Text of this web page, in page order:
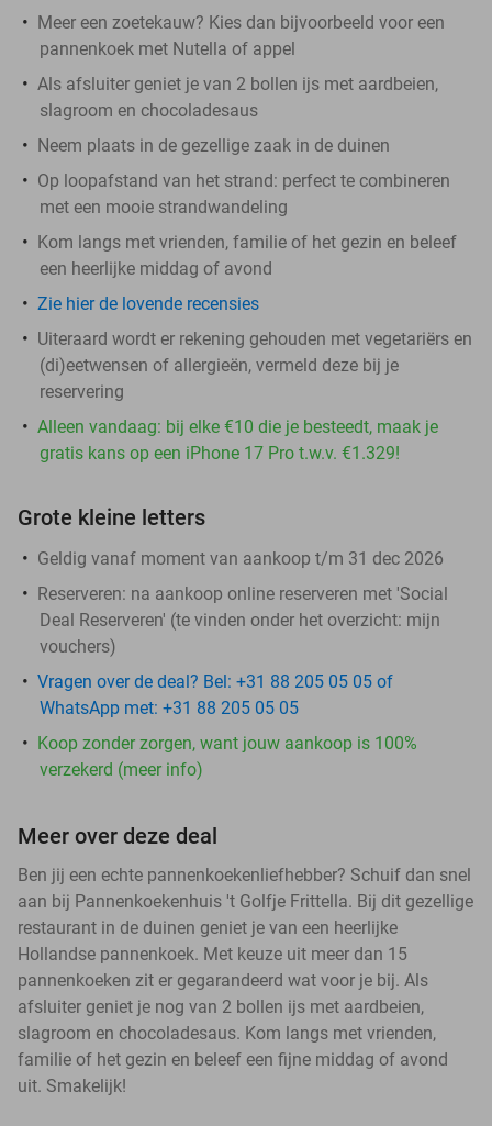
Meer een zoetekauw? Kies dan bijvoorbeeld voor een
pannenkoek met Nutella of appel
Als afsluiter geniet je van 2 bollen ijs met aardbeien,
slagroom en chocoladesaus
Neem plaats in de gezellige zaak in de duinen
Op loopafstand van het strand: perfect te combineren
met een mooie strandwandeling
Kom langs met vrienden, familie of het gezin en beleef
een heerlijke middag of avond
Zie hier de lovende recensies
Uiteraard wordt er rekening gehouden met vegetariërs en
(di)eetwensen of allergieën, vermeld deze bij je
reservering
Alleen vandaag: bij elke €10 die je besteedt, maak je
gratis kans op een iPhone 17 Pro t.w.v. €1.329!
Grote kleine letters
Geldig vanaf moment van aankoop t/m 31 dec 2026
Reserveren: na aankoop online reserveren met 'Social
Deal Reserveren' (te vinden onder het overzicht: mijn
vouchers)
Vragen over de deal? Bel: +31 88 205 05 05 of
WhatsApp met: +31 88 205 05 05
Koop zonder zorgen, want jouw aankoop is 100%
verzekerd (meer info)
Meer over deze deal
Ben jij een echte pannenkoekenliefhebber? Schuif dan snel
aan bij Pannenkoekenhuis 't Golfje Frittella. Bij dit gezellige
restaurant in de duinen geniet je van een heerlijke
Hollandse pannenkoek. Met keuze uit meer dan 15
pannenkoeken zit er gegarandeerd wat voor je bij. Als
afsluiter geniet je nog van 2 bollen ijs met aardbeien,
slagroom en chocoladesaus. Kom langs met vrienden,
familie of het gezin en beleef een fijne middag of avond
uit. Smakelijk!